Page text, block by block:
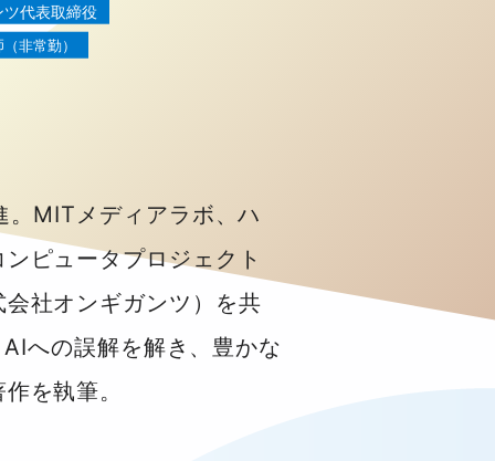
代表取締役
（非常勤）
。MITメディアラボ、ハ
ピュータプロジェクト
社オンギガンツ）を共
への誤解を解き、豊かな
を執筆。